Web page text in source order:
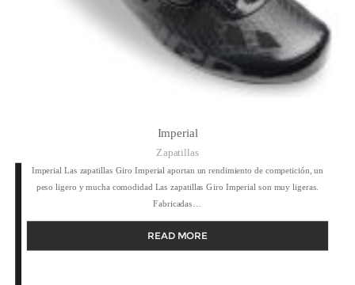
Imperial
Zapatillas
Imperial Las zapatillas Giro Imperial aportan un rendimiento de competición, un
peso ligero y mucha comodidad Las zapatillas Giro Imperial son muy ligeras.
Fabricadas…
READ MORE